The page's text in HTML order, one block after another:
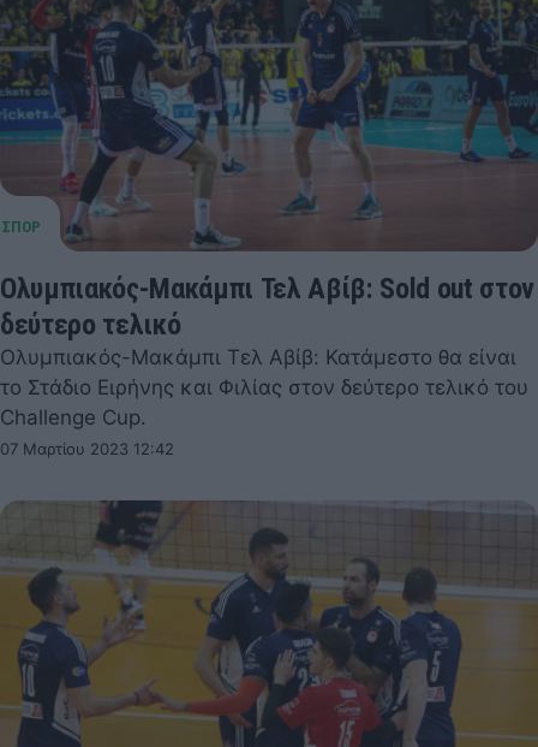
Ολυμπιακός-Μακάμπι Τελ Αβίβ: Sold out στον
δεύτερο τελικό
Ολυμπιακός-Μακάμπι Τελ Αβίβ: Κατάμεστο θα είναι
το Στάδιο Ειρήνης και Φιλίας στον δεύτερο τελικό του
Challenge Cup.
07 Μαρτίου 2023 12:42